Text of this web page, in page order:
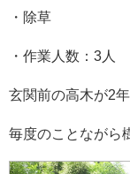
・除草
・作業人数：3人
玄関前の高木が2
毎度のことながら